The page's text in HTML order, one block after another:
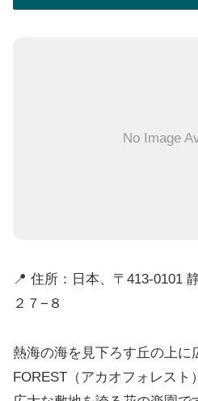
No Image
📍 住所：日本、〒413-0101
２７−８
熱海の海を見下ろす丘の上に
FOREST（アカオフォレスト